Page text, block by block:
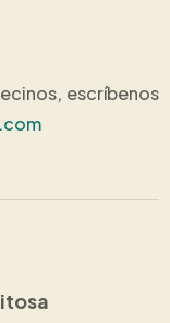
escríbenos